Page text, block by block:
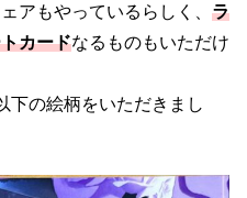
アもやっているらしく、 ラ
カードなるものもいただけ
下の絵柄をいただきまし